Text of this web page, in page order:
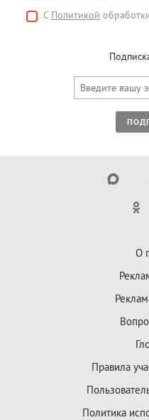
С Политикой
О
Правила
Политика